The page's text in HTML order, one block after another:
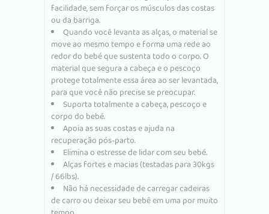
facilidade, sem forçar os músculos das costas
ou da barriga.
Quando você levanta as alças, o material se
move ao mesmo tempo e forma uma rede ao
redor do bebé que sustenta todo o corpo. O
material que segura a cabeça e o pescoço
protege totalmente essa área ao ser levantada,
para que você não precise se preocupar.
Suporta totalmente a cabeça, pescoço e
corpo do bebé.
Apoia as suas costas e ajuda na
recuperação pós-parto.
Elimina o estresse de lidar com seu bebé.
Alças fortes e macias (testadas para 30kgs
/ 66lbs).
Não há necessidade de carregar cadeiras
de carro ou deixar seu bebê em uma por muito